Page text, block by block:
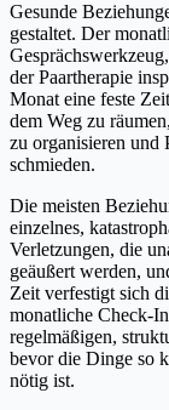
Gesunde
gestaltet. Der
der Paartherapie
Monat eine feste
dem Weg zu
zu organisieren und
schmieden.
Die meisten
einzelnes,
Verletzungen, die
geäußert werden,
Zeit verfestigt sich
monatliche Check-
regelmäßigen,
bevor die Dinge so
nötig ist.